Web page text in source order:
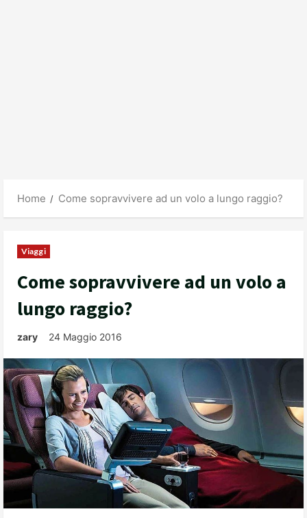
Home Come sopravvivere ad un volo a lungo raggio?
Viaggi
Come sopravvivere ad un volo a
lungo raggio?
zary 24 Maggio 2016